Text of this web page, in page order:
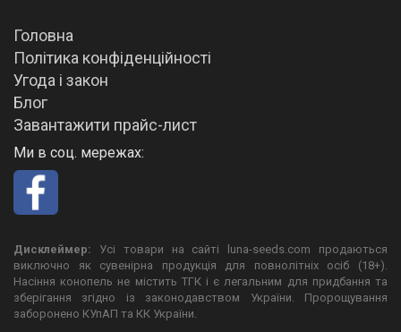
Головна
Політика конфіденційності
Угода і закон
Блог
Завантажити прайс-лист
Ми в соц. мережах:
Дисклеймер: Усі товари на сайті luna-seeds.com продаються
виключно як сувенірна продукція для повнолітніх осіб (18+).
Насіння конопель не містить ТГК і є легальним для придбання та
зберігання згідно із законодавством України. Пророщування
заборонено КУпАП та КК України.